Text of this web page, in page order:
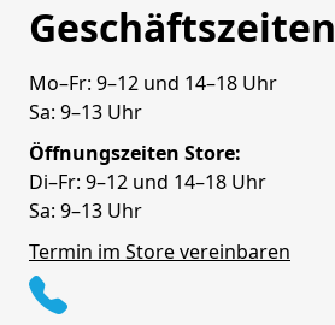
Geschäftszeiten
Mo–Fr: 9–12 und 14–18 Uhr
Sa: 9–13 Uhr
Öffnungszeiten Store:
Di–Fr: 9–12 und 14–18 Uhr
Sa: 9–13 Uhr
Termin im Store vereinbaren